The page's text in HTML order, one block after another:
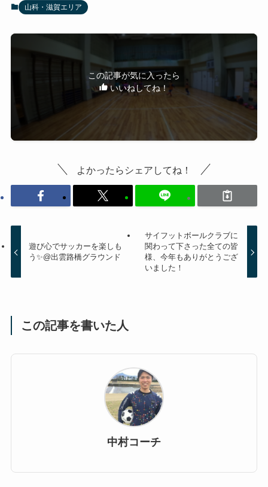
山科・滋賀エリア
この記事が気に入ったら
いいねしてね！
よかったらシェアしてね！
遊び心でサッカーを楽しも
う✨@出雲路橋グラウンド
サイフットボールクラブに
関わって下さった全ての皆
様、今年もありがとうござ
いました！
この記事を書いた人
中村コーチ